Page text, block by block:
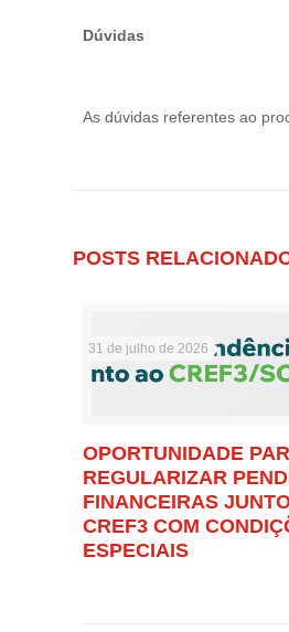
Dúvidas
As dúvidas referentes ao
POSTS
31 de julho de 2026
OPORTUNIDADE
REGULARIZAR
FINANCEIRAS
CREF3 COM
ESPECIAIS